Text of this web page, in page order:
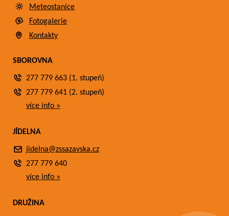
Meteostanice
Fotogalerie
Kontakty
SBOROVNA
277 779 663 (1. stupeň)
277 779 641 (2. stupeň)
více info »
JÍDELNA
jidelna@zssazavska.cz
277 779 640
více info »
DRUŽINA